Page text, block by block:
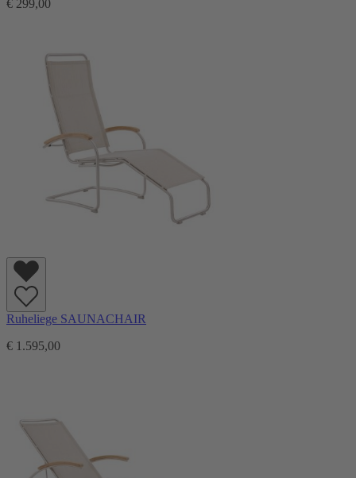
€ 299,00
Ruheliege SAUNACHAIR
€ 1.595,00